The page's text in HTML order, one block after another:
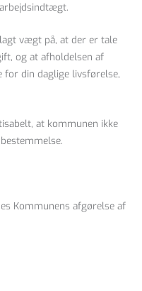
vægt på, at der er tale
og at afholdelsen af
for din daglige livsførelse,
at kommunen ikke
Kommunens afgørelse af